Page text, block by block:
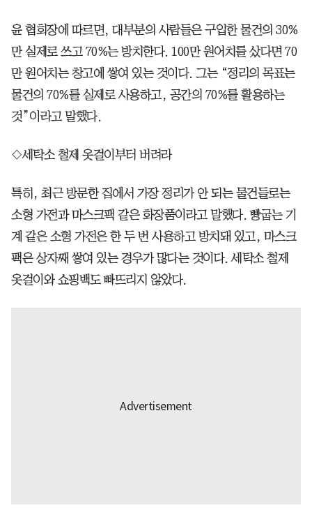
윤 협회장에 따르면, 대부분의 사람들은 구입한 물건의 30%
만 실제로 쓰고 70%는 방치한다. 100만 원어치를 샀다면 70
만 원어치는 창고에 쌓여 있는 것이다. 그는 “정리의 목표는
물건의 70%를 실제로 사용하고, 공간의 70%를 활용하는
것”이라고 말했다.
◇세탁소 철제 옷걸이부터 버려라
특히, 최근 방문한 집에서 가장 정리가 안 되는 물건들로는
소형 가전과 마스크팩 같은 화장품이라고 말했다. 빵굽는 기
계 같은 소형 가전은 한 두 번 사용하고 방치돼 있고, 마스크
팩은 상자째 쌓여 있는 경우가 많다는 것이다. 세탁소 철제
옷걸이와 쇼핑백도 빠뜨리지 않았다.